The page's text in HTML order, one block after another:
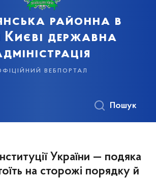
районна в
Києві державна
вебпортал
Пошук
України — подяка
на сторожі порядку й